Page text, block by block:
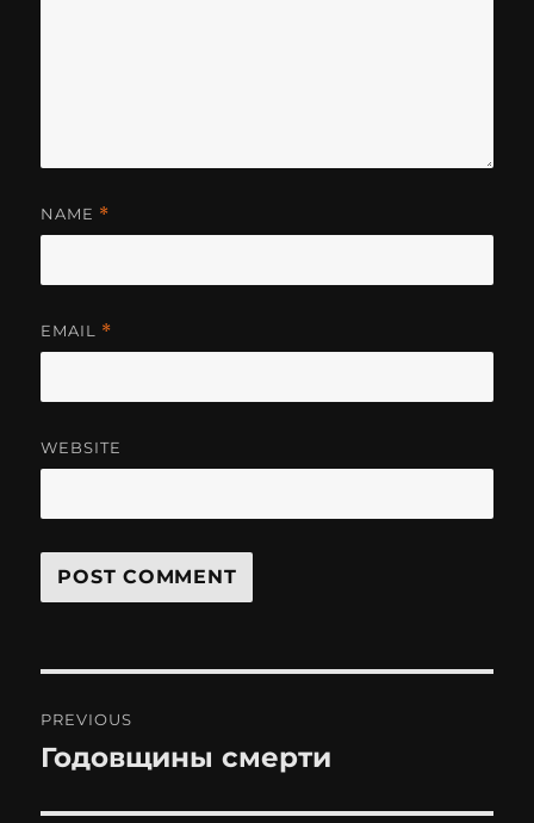
NAME *
EMAIL *
WEBSITE
navigation
PREVIOUS
Previous
Годовщины смерти